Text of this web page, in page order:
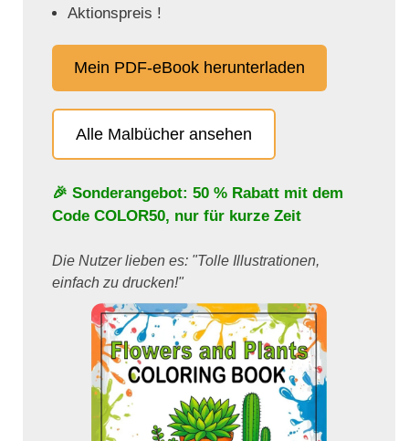
Aktionspreis !
Mein PDF-eBook herunterladen
Alle Malbücher ansehen
🎉 Sonderangebot: 50 % Rabatt mit dem
Code COLOR50, nur für kurze Zeit
Die Nutzer lieben es: "Tolle Illustrationen,
einfach zu drucken!"